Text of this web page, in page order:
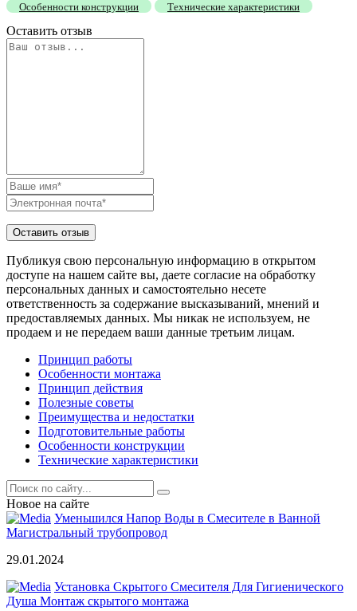
Особенности конструкции
Технические характеристики
Оставить отзыв
Публикуя свою персональную информацию в открытом
доступе на нашем сайте вы, даете согласие на обработку
персональных данных и самостоятельно несете
ответственность за содержание высказываний, мнений и
предоставляемых данных. Мы никак не используем, не
продаем и не передаем ваши данные третьим лицам.
Принцип работы
Особенности монтажа
Принцип действия
Полезные советы
Преимущества и недостатки
Подготовительные работы
Особенности конструкции
Технические характеристики
Новое на сайте
Уменьшился Напор Воды в Смесителе в Ванной
Магистральный трубопровод
29.01.2024
Установка Скрытого Смесителя Для Гигиенического
Душа Монтаж скрытого монтажа